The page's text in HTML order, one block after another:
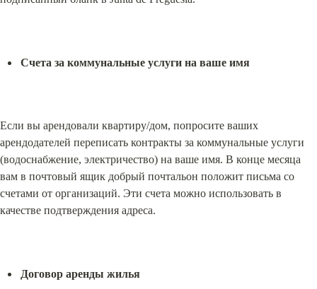
Счета за коммунальные услуги на ваше имя
Если вы арендовали квартиру/дом, попросите ваших
арендодателей переписать контракты за коммунальные услуги
(водоснабжение, электричество) на ваше имя. В конце месяца
вам в почтовый ящик добрый почтальон положит письма со
счетами от организаций. Эти счета можно использовать в
качестве подтверждения адреса.
Договор аренды жилья